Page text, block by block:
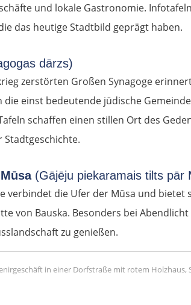
und lokale Gastronomie.
das heutige Stadtbild geprägt haben.
dārzs)
zerstörten Großen Synagoge
einst bedeutende jüdische
schaffen einen stillen Ort des
Stadtgeschichte.
(Gājēju piekaramais tilts pār
verbindet die Ufer der Mūsa und bietet
von Bauska. Besonders bei
zu genießen.